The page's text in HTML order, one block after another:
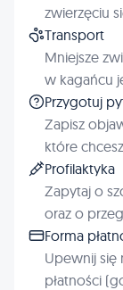
zwierzęciu
Transport
Mniejsze
w kagańcu
Przygotuj
Zapisz
które
Profilaktyka
Zapytaj o
oraz o
Forma
Upewnij
płatności